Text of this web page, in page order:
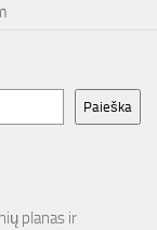
Paieška
planas ir